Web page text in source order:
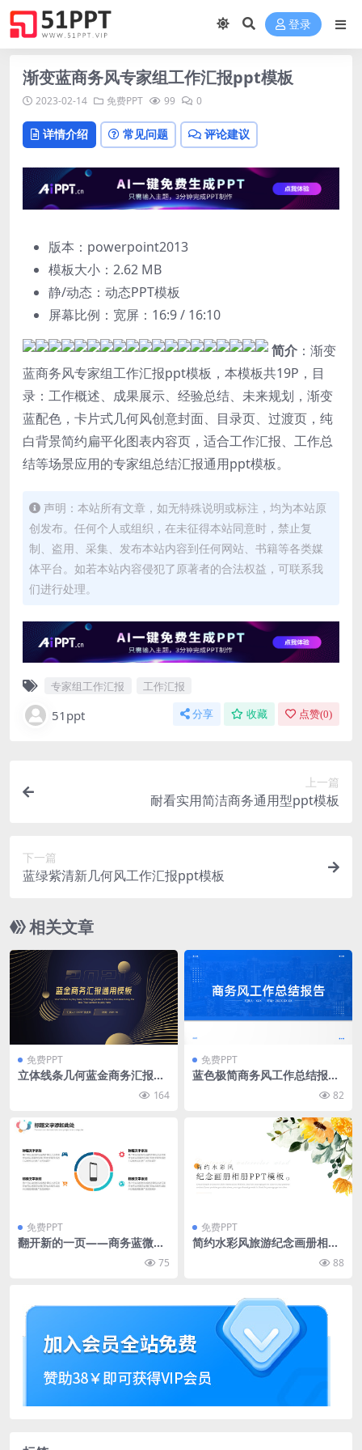
登录
渐变蓝商务风专家组工作汇报ppt模板
2023-02-14 免费PPT 99 0
详情介绍 常见问题 评论建议
版本：powerpoint2013
模板大小： 2.62 MB
静/动态：动态PPT模板
屏幕比例：宽屏：16:9 / 16:10
简介 ：渐变
蓝商务风专家组工作汇报ppt模板，本模板共19P，目
录：工作概述、成果展示、经验总结、未来规划，渐变
蓝配色，卡片式几何风创意封面、目录页、过渡页，纯
白背景简约扁平化图表内容页，适合工作汇报、工作总
结等场景应用的专家组总结汇报通用ppt模板。
声明：本站所有文章，如无特殊说明或标注，均为本站原
创发布。任何个人或组织，在未征得本站同意时，禁止复
制、盗用、采集、发布本站内容到任何网站、书籍等各类媒
体平台。如若本站内容侵犯了原著者的合法权益，可联系我
们进行处理。
专家组工作汇报 工作汇报
51ppt 分享 收藏 点赞(0)
上一篇
耐看实用简洁商务通用型ppt模板
下一篇
蓝绿紫清新几何风工作汇报ppt模板
相关文章
免费PPT
立体线条几何蓝金商务汇报通
164
免费PPT
蓝色极简商务风工作总结报告
82
免费PPT
翻开新的一页——商务蓝微立
75
免费PPT
简约水彩风旅游纪念画册相册
88